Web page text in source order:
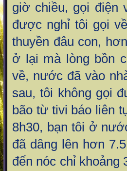
giờ chiều, gọi điện
được nghỉ tôi gọi
thuyền đâu con,
ở lại mà lòng bồn
về, nước đã vào
sau, tôi không gọi
bão từ tivi báo liên
8h30, bạn tôi ở
đã dâng lên hơn
đến nóc chỉ khoảng